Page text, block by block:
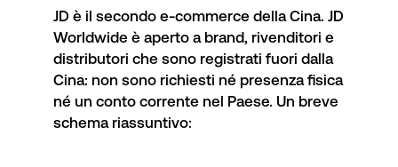
JD è il secondo e-commerce della Cina. JD
Worldwide è aperto a brand, rivenditori e
distributori che sono registrati fuori dalla
Cina: non sono richiesti né presenza fisica
né un conto corrente nel Paese. Un breve
schema riassuntivo: